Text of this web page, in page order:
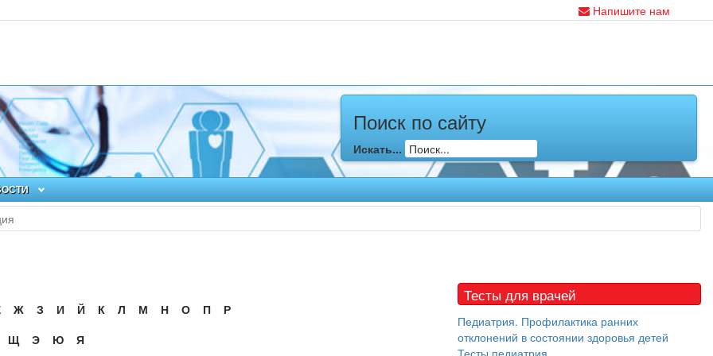
Напишите нам
Поиск по сайту
Искать...
Ж З И Й К Л М Н О П
Р
Щ Э Ю Я
Тесты для врачей
Педиатрия. Профилактика ранних
отклонений в состоянии здоровья детей
Тесты педиатрия